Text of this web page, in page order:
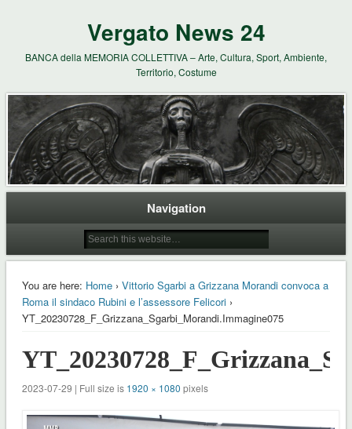
Vergato News 24
BANCA della MEMORIA COLLETTIVA – Arte, Cultura, Sport, Ambiente,
Territorio, Costume
Navigation
You are here: Home› Vittorio Sgarbi a Grizzana Morandi convoca a
Roma il sindaco Rubini e l’assessore Felicori›
YT_20230728_F_Grizzana_Sgarbi_Morandi.Immagine075
2023-07-29 | Full size is 1920 × 1080 pixels